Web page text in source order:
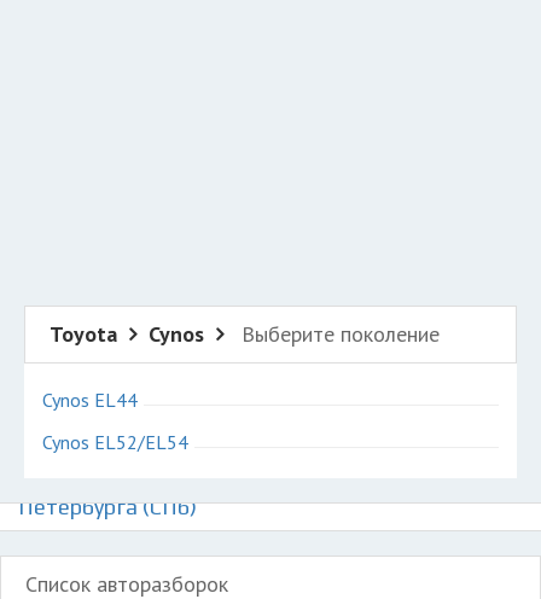
Toyota Cynos Выберите поколение
Cynos EL44
Cynos EL52/EL54
Петербурга (СПб)
Список авторазборок